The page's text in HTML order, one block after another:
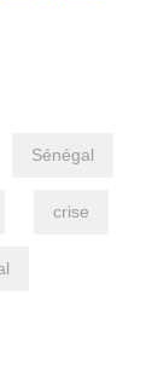
Sénégal
crise